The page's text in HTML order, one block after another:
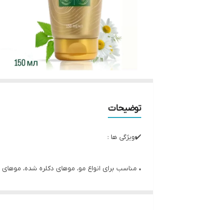
توضیحات
✔️ویژگی ها :
• مناسب برای انواع مو، موهای دکلره شده،